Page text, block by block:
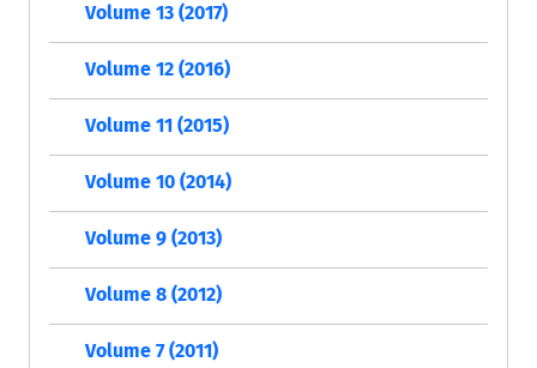
Volume 13 (2017)
Volume 12 (2016)
Volume 11 (2015)
Volume 10 (2014)
Volume 9 (2013)
Volume 8 (2012)
Volume 7 (2011)